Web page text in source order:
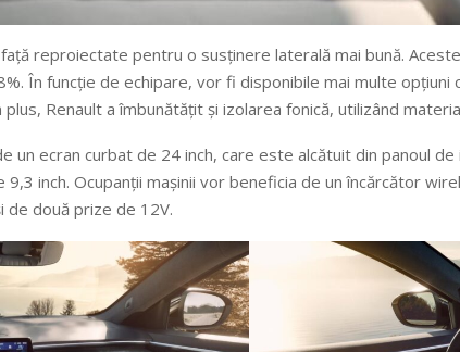
reproiectate pentru o susținere laterală mai bună.
În funcție de echipare, vor fi disponibile mai multe
Renault a îmbunătățit și izolarea fonică, utilizând
un ecran curbat de 24 inch, care este alcătuit din panoul
inch. Ocupanții mașinii vor beneficia de un încărcător
de două prize de 12V.